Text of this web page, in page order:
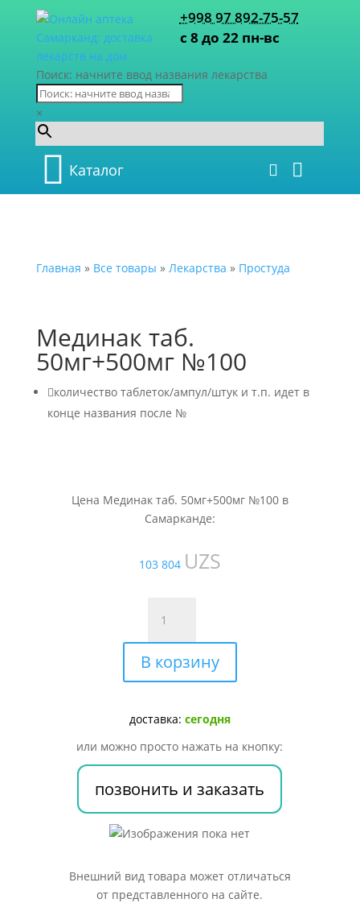
+998 97 892-75-57
с 8 до 22 пн-вс
Поиск: начните ввод названия лекарства
×
Каталог
Главная » Все товары » Лекарства » Простуда
Мединак таб.
50мг+500мг №100
количество таблеток/ампул/штук и т.п. идет в
конце названия после №
Цена Мединак таб. 50мг+500мг №100 в
Самарканде:
103 804 UZS
товара
Мединак
таб.
50мг+500мг
В корзину
доставка: сегодня
или можно просто нажать на кнопку:
позвонить и заказать
Внешний вид товара может отличаться
от представленного на сайте.